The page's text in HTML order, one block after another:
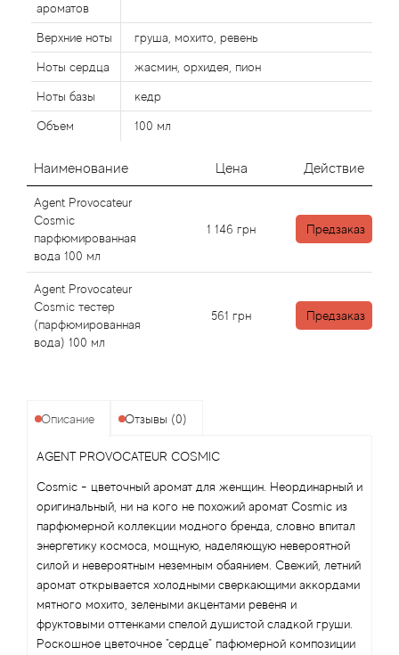
ароматов
Верхние ноты груша, мохито, ревень
Ноты сердца жасмин, орхидея, пион
Ноты базы кедр
Объем 100 мл
Наименование Цена Действие
Agent Provocateur
Cosmic
парфюмированная
вода 100 мл
1 146 грн Предзаказ
Agent Provocateur
Cosmic тестер
(парфюмированная
вода) 100 мл
561 грн Предзаказ
Описание Отзывы (0)
AGENT PROVOCATEUR COSMIC
Cosmic - цветочный аромат для женщин. Неординарный и
оригинальный, ни на кого не похожий аромат Cosmic из
парфюмерной коллекции модного бренда, словно впитал
энергетику космоса, мощную, наделяющую невероятной
силой и невероятным неземным обаянием. Свежий, летний
аромат открывается холодными сверкающими аккордами
мятного мохито, зелеными акцентами ревеня и
фруктовыми оттенками спелой душистой сладкой груши.
Роскошное цветочное "сердце" пафюмерной композиции
Alexandre J
Alfred Dunhill
Alyson Oldoini
American Crew
Amouage
Amouroud
Andre L'Arom
Anima Mundi
Anna Sui
Annayake
Anne Fontaine
Annick Goutal
Antonia's Flowers